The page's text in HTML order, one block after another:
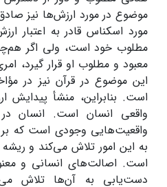
موضوع در مورد ارزش‌ها نیز
مورد اسکناس قادر به اعتبار
مطلوب خود است، ولی اگر
معبود و مطلوب او قرار گیرد،
این موضوع در قرآن نیز در
است. بنابراین، منشأ پیدایش
واقعی انسان است. انسان
واقعیت‌هایی وجودی است که
به این امور تلاش می‌کند و
است. اصالت‌های انسانی و
دست‌یابی به آن‌ها تلاش